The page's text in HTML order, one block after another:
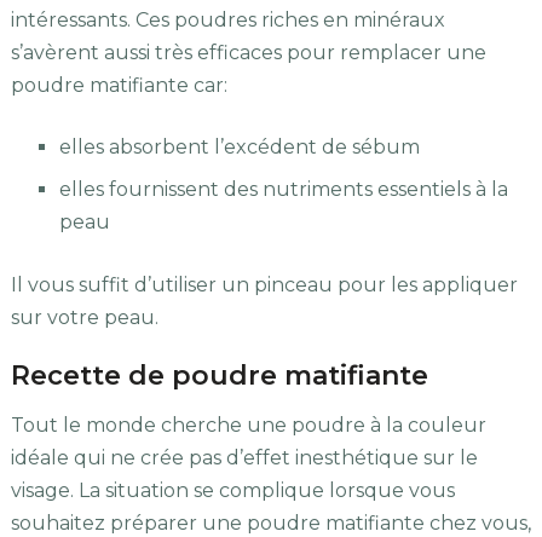
intéressants. Ces poudres riches en minéraux
s’avèrent aussi très efficaces pour remplacer une
poudre matifiante car:
elles absorbent l’excédent de sébum
elles fournissent des nutriments essentiels à la
peau
Il vous suffit d’utiliser un pinceau pour les appliquer
sur votre peau.
Recette de poudre matifiante
Tout le monde cherche une poudre à la couleur
idéale qui ne crée pas d’effet inesthétique sur le
visage. La situation se complique lorsque vous
souhaitez préparer une poudre matifiante chez vous,